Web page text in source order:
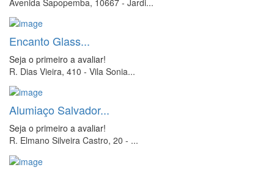
Encanto Glass...
Seja o primeiro a avaliar!
R. Dias Vieira, 410 - Vila Sonia...
Alumiaço Salvador...
Seja o primeiro a avaliar!
R. Elmano Silveira Castro, 20 - ...